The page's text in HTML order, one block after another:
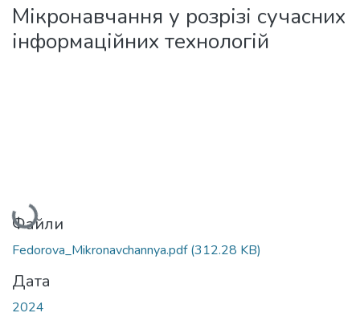
Мікронавчання у розрізі сучасних
інформаційних технологій
Вантажиться...
Файли
Fedorova_Mikronavchannya.pdf(312.28 KB)
Дата
2024